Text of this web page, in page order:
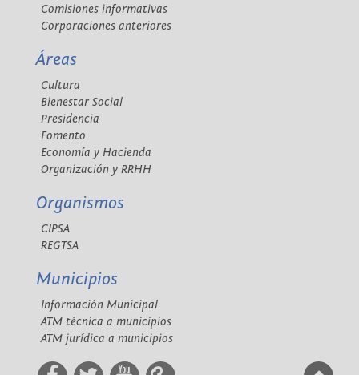
Comisiones informativas
Corporaciones anteriores
Áreas
Cultura
Bienestar Social
Presidencia
Fomento
Economía y Hacienda
Organización y RRHH
Organismos
CIPSA
REGTSA
Municipios
Información Municipal
ATM técnica a municipios
ATM jurídica a municipios